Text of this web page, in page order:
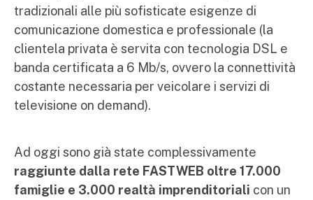
tradizionali alle più sofisticate esigenze di
comunicazione domestica e professionale (la
clientela privata è servita con tecnologia DSL e
banda certificata a 6 Mb/s, ovvero la connettività
costante necessaria per veicolare i servizi di
televisione on demand).
Ad oggi sono già state complessivamente
raggiunte dalla rete FASTWEB oltre 17.000
famiglie e 3.000 realtà imprenditoriali con un